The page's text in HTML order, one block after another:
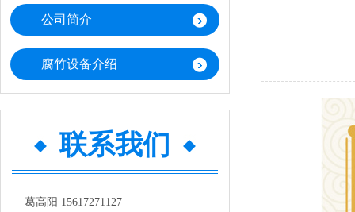
公司简介
腐竹设备介绍
联系我们
葛高阳 15617271127